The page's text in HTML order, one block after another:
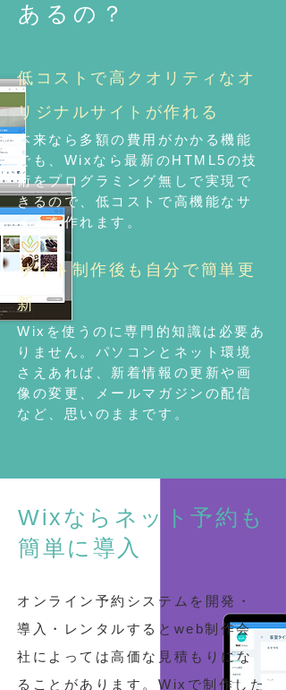
あるの？
低コストで高クオリティなオ
リジナルサイトが作れる
​本来なら多額の費用がかかる機能
でも、Wixなら最新のHTML5の技
術をプログラミング無しで実現で
きるので、低コストで高機能なサ
イトを作れます。
サイト制作後も自分で簡単更
新
​Wixを使うのに専門的知識は必要あ
りません。パソコンとネット環境
さえあれば、新着情報の更新や画
像の変更、メールマガジンの配信
など、思いのままです。
Wixならネット予約も
簡単に導入
オンライン予約システムを開発・
導入・レンタルするとweb制作会
社によっては高価な見積もりにな
ることがあります。 Wixで制作した